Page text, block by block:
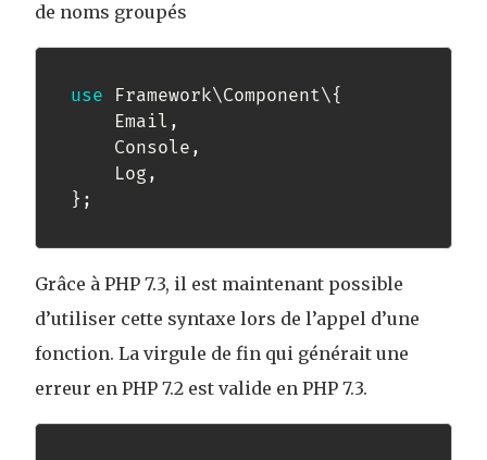
de noms groupés
use Framework\Component\{
    Email
,
    Console
,
    Log
,
} ;
Grâce à PHP 7.3, il est maintenant possible
d’utiliser cette syntaxe lors de l’appel d’une
fonction. La virgule de fin qui générait une
erreur en PHP 7.2 est valide en PHP 7.3.